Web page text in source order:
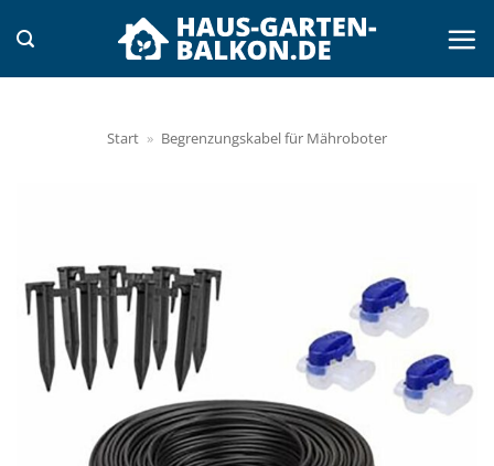
Inhalt
springen
Start » Begrenzungskabel für Mähroboter